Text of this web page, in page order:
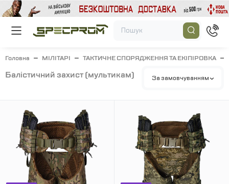
Головна МІЛІТАРІ ТАКТИЧНЕ СПОРЯДЖЕННЯ ТА ЕКІПІРОВКА
балістичний захист (мультикам) За замовчуванням